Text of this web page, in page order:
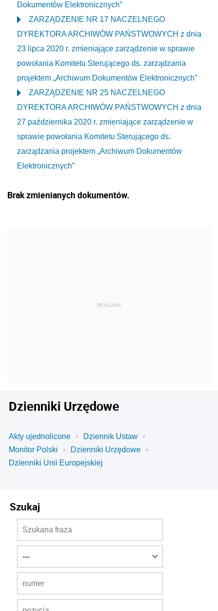
Dokumentów Elektronicznych”
ZARZĄDZENIE NR 17 NACZELNEGO
DYREKTORA ARCHIWÓW PAŃSTWOWYCH z dnia
23 lipca 2020 r. zmieniające zarządzenie w sprawie
powołania Komitetu Sterującego ds. zarządzania
projektem „Archiwum Dokumentów Elektronicznych”
ZARZĄDZENIE NR 25 NACZELNEGO
DYREKTORA ARCHIWÓW PAŃSTWOWYCH z dnia
27 października 2020 r. zmieniające zarządzenie w
sprawie powołania Komitetu Sterującego ds.
zarządzania projektem „Archiwum Dokumentów
Elektronicznych”
Brak zmienianych dokumentów.
Dzienniki Urzędowe
Akty ujednolicone
Dziennik Ustaw
Monitor Polski
Dzienniki Urzędowe
Dzienniki Unii Europejskiej
Szukaj